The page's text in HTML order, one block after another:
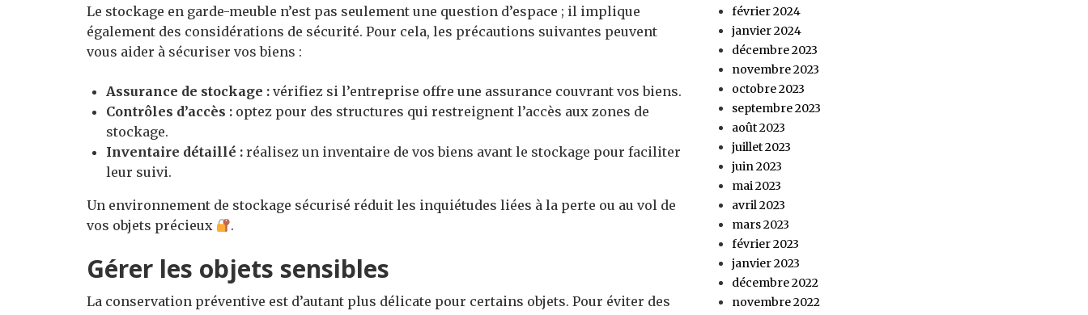
Le stockage en garde-meuble n’est pas seulement une question d’espace ; il implique
également des considérations de sécurité. Pour cela, les précautions suivantes peuvent
vous aider à sécuriser vos biens :
Assurance de stockage : vérifiez si l’entreprise offre une assurance couvrant vos biens.
Contrôles d’accès : optez pour des structures qui restreignent l’accès aux zones de
stockage.
Inventaire détaillé : réalisez un inventaire de vos biens avant le stockage pour faciliter
leur suivi.
Un environnement de stockage sécurisé réduit les inquiétudes liées à la perte ou au vol de
vos objets précieux
.
Gérer les objets sensibles
La conservation préventive est d’autant plus délicate pour certains objets. Pour éviter des
février 2024
janvier 2024
décembre 2023
novembre 2023
octobre 2023
septembre 2023
août 2023
juillet 2023
juin 2023
mai 2023
avril 2023
mars 2023
février 2023
janvier 2023
décembre 2022
novembre 2022